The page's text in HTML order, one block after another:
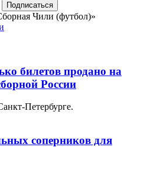
Чили (футбол)»
билетов продано на
России
Петербурге.
соперников для